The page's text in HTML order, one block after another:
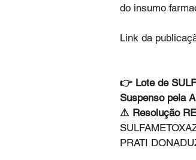
do insumo
Link da
👉 Lote de
Suspenso pela
⚠️ Resolução
PRATI